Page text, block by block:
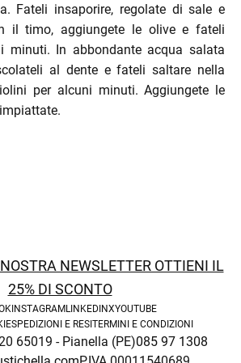
Fateli insaporire, regolate di sale e
il timo, aggiungete le olive e fateli
minuti. In abbondante acqua salata
al dente e fateli saltare nella
per alcuni minuti. Aggiungete le
NEWSLETTER OTTIENI IL
25% DI SCONTO
INSTAGRAMLINKEDINXYOUTUBE
SPEDIZIONI E RESITERMINI E CONDIZIONI
65019 - Pianella (PE)085 97 1308